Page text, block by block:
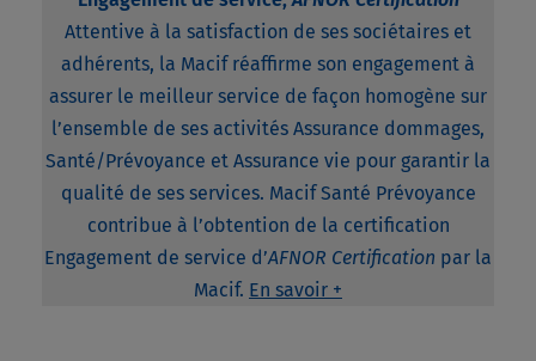
Attentive à la satisfaction de ses sociétaires et
adhérents, la Macif réaffirme son engagement à
assurer le meilleur service de façon homogène sur
l’ensemble de ses activités Assurance dommages,
Santé/Prévoyance et Assurance vie pour garantir la
qualité de ses services. Macif Santé Prévoyance
contribue à l’obtention de la certification
Engagement de service d’AFNOR Certification par la
Macif. En savoir +